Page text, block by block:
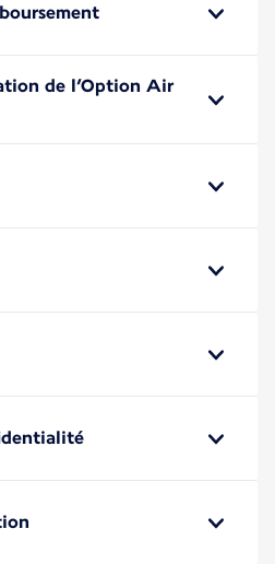
de l’Option Air